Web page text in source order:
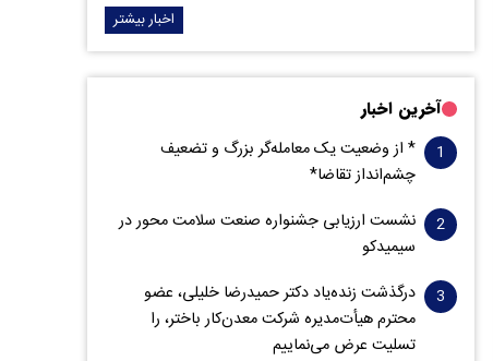
اخبار بیشتر
آخرین اخبار
* از وضعیت یک معامله‌گر بزرگ و تضعیف
چشم‌انداز تقاضا*
نشست ارزیابی جشنواره صنعت سلامت‌ محور در
سیمیدکو
درگذشت زنده‌یاد دکتر حمیدرضا خلیلی، عضو
محترم هیأت‌مدیره شرکت معدن‌کار باختر، را
تسلیت عرض می‌نماییم